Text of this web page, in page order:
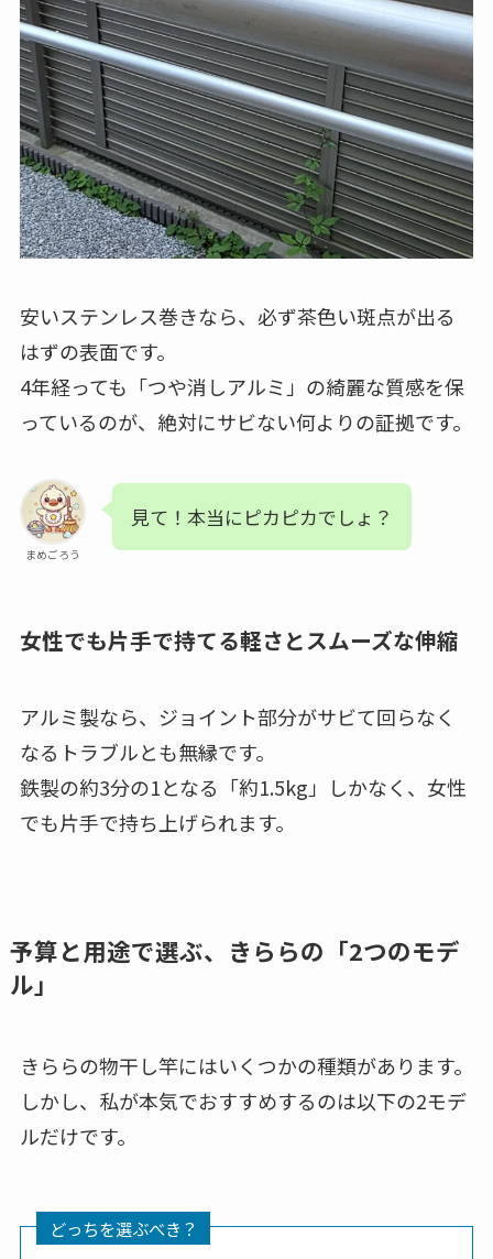
安いステンレス巻きなら、必ず茶色い斑点が出る
はずの表面です。
4年経っても「つや消しアルミ」の綺麗な質感を保
っているのが、絶対にサビない何よりの証拠です。
まめごろう
見て！本当にピカピカでしょ？
女性でも片手で持てる軽さとスムーズな伸縮
アルミ製なら、ジョイント部分がサビて回らなく
なるトラブルとも無縁です。
鉄製の約3分の1となる「約1.5kg」しかなく、女性
でも片手で持ち上げられます。
予算と用途で選ぶ、きららの「2つのモデ
ル」
きららの物干し竿にはいくつかの種類があります。
しかし、私が本気でおすすめするのは以下の2モデ
ルだけです。
どっちを選ぶべき？